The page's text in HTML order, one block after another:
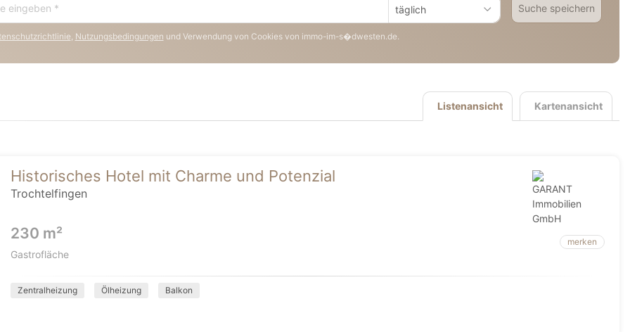
täglich Suche speichern
, Nutzungsbedingungen und Verwendung von Cookies von immo-im-s�dwesten.de.
Kartenansicht
Listenansicht
Historisches Hotel mit Charme und Potenzial
Trochtelfingen
230 m²
Gastrofläche
merken
Zentralheizung Ölheizung Balkon